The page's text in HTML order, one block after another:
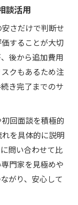
談活用
さだけで判断せ
することが大切
後から追加費用
クもあるため注
き完了までのサ
回面談を積極的
を具体的に説明
問い合わせて比
門家を見極めや
がり、安心して